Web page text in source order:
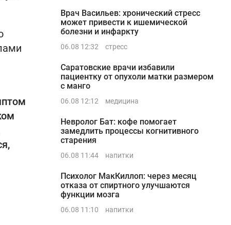
Врач Васильев: хронический стресс
может привести к ишемической
болезни и инфаркту
06.08 12:32 стресс
Саратовские врачи избавили
пациентку от опухоли матки размером
с манго
06.08 12:12 медицина
Невролог Бат: кофе помогает
замедлить процессы когнитивного
старения
06.08 11:44 напитки
Психолог МакКиллоп: через месяц
отказа от спиртного улучшаются
функции мозга
06.08 11:10 напитки